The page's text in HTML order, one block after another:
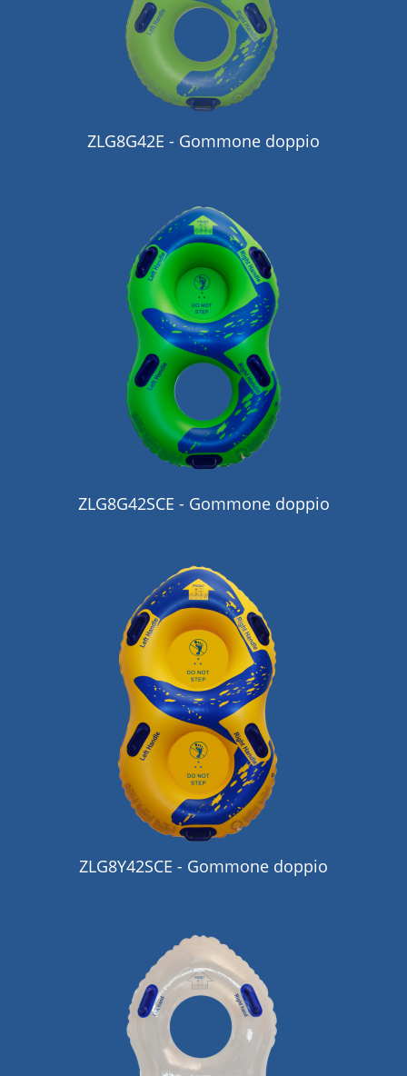
ZLG8G42E - Gommone doppio
ZLG8G42SCE - Gommone doppio
ZLG8Y42SCE - Gommone doppio